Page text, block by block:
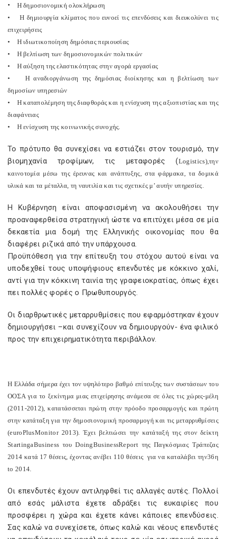
•
Η δημοσιονομική ολοκλήρωση
•
Η δημιουργία κλίματος που ευνοεί τις επενδύσεις και διευκολύνει τις
επιχειρήσεις
•
Η ιδιωτικοποίηση δημόσιας περιουσίας
•
Η βελτίωση των δημοσιονομικών πολιτικών
•
Η αύξηση της ελαστικότητας στην αγορά εργασίας
•
Η αναδιοργάνωση της δημόσιας διοίκησης και η βελτίωση των
δημοσίων υπηρεσιών
•
Η καταπολέμηση της διαφθοράς και η ενίσχυση της αξιοπιστίας και της
διαφάνειας
•
Η ενίσχυση της κοινωνικής συνοχής.
Το πρότυπο θα συνεχίσει να εστιάζει στον τουρισμό, την
βιομηχανία τροφίμων, τις μεταφορές (Logistics),την
καινοτομία μέσω της έρευνας και ανάπτυξης, στα φάρμακα, τα δομικά
υλικά και τα μέταλλα, τη ναυτιλία και τις σχετικές μ’ αυτήν υπηρεσίες.
Η Κυβέρνηση είναι αποφασισμένη να ακολουθήσει την
προαναφερθείσα στρατηγική ώστε να επιτύχει μέσα σε μία
δεκαετία μια δομή της Ελληνικής οικονομίας που θα
διαφέρει ριζικά από την υπάρχουσα.
Προϋπόθεση για την επίτευξη του στόχου αυτού είναι να
υποδεχθεί τους υποψήφιους επενδυτές με κόκκινο χαλί,
αντί για την κόκκινη ταινία της γραφειοκρατίας, όπως έχει
πει πολλές φορές ο Πρωθυπουργός.
Οι διαρθρωτικές μεταρρυθμίσεις που εφαρμόστηκαν έχουν
δημιουργήσει –και συνεχίζουν να δημιουργούν- ένα φιλικό
προς την επιχειρηματικότητα περιβάλλον.
Η Ελλάδα σήμερα έχει τον υψηλότερο βαθμό επίτευξης των συστάσεων του
ΟΟΣΑ για το ξεκίνημα μιας επιχείρησης ανάμεσα σε όλες τις χώρες-μέλη
(2011-2012), κατατάσσεται πρώτη στην πρόοδο προσαρμογής και πρώτη
στην κατάταξη για την δημοσιονομική προσαρμογή και τις μεταρρυθμίσεις
(euroPlusMonitor2013). Έχει βελτιώσει την κατάταξή της στον δείκτη
StartingaBusiness τουDoingBusinessReportτης Παγκόσμιας Τράπεζας
2014 κατά 17 θέσεις, έχοντας ανέβει 110 θέσεις για να καταλάβει την36η
to 2014.
Οι επενδυτές έχουν αντιληφθεί τις αλλαγές αυτές. Πολλοί
από εσάς μάλιστα έχετε αδράξει τις ευκαιρίες που
προσφέρει η χώρα και έχετε κάνει κάποιες επενδύσεις.
Σας καλώ να συνεχίσετε, όπως καλώ και νέους επενδυτές